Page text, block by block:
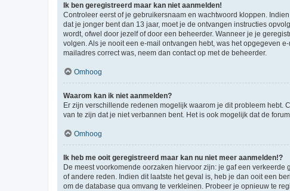
Ik ben geregistreerd maar kan niet aanmelden!
Controleer eerst of je gebruikersnaam en wachtwoord kloppen.
dat je jonger bent dan 13 jaar, moet je de ontvangen instructies
wordt, ofwel door jezelf of door een beheerder. Wanneer je je
volgen. Als je nooit een e-mail ontvangen hebt, was het opgegeven
mailadres correct was, neem dan contact op met de beheerder.
Omhoog
Waarom kan ik niet aanmelden?
Er zijn verschillende redenen mogelijk waarom je dit probleem hebt.
van te zijn dat je niet verbannen bent. Het is ook mogelijk dat de
Omhoog
Ik heb me ooit geregistreerd maar kan nu niet meer aanmelden!?
De meest voorkomende oorzaken hiervoor zijn: je gaf een
of andere reden. Indien dit laatste het geval is, heb je dan ooit een
om de database qua omvang te verkleinen. Probeer je opnieuw te